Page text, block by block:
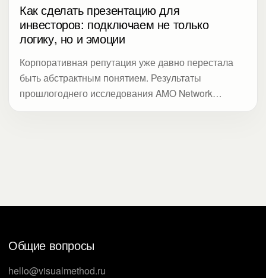
Как сделать презентацию для
инвесторов: подключаем не только
логику, но и эмоции
Корпоративная репутация уже давно перестала
быть абстрактным понятием. Результаты
прошлогоднего исследования AMO Network
как это делать в процессе создания презентаций
Общие вопросы
hello@visualmethod.ru